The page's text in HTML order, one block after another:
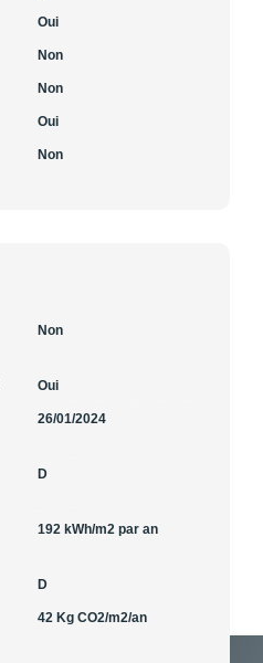
Oui
Non
Non
Oui
Non
Non
Oui
26/01/2024
D
192 kWh/m2 par an
D
42 Kg CO2/m2/an